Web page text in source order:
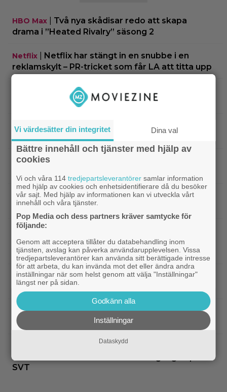
HBO Max
Två nya skådisar redo att skapa
drama i ”Heated Rivalry” säsong 2
Netflix
Netflix har stängt in en snubbe i en
reklamskylt – PR-tricket som får LA att titta upp
Hör Sveriges märkligaste skratt i
trailern till ”Bäst i världen”
Bioaktuellt|Ny milstolpe för ”The Odyssey” –
kan bli Nolans mest inkomstbringande film
Disney|Dwayne Johnson försvarar ”Vaiana”
TV-tips|Undvik på tv: 2019 kom en skrämmande
dålig film – som fick fyra värdelösa uppföljare
Klassiker
klassiker blev en jättesuccé – 97% på Rotten
Tomatoes
HBO Max|Svensk superhjältefilm landar på HBO
Max idag: ”Oväntat charmig”
Klassiker|En av tidernas bästa komedifilmer
fyller 100 år – streama den hos SVT Play
Kvällens tv-tips: En nästan perfekt
Pixarfilm kom 2007 – nu för första gången på
SVT
Vi värdesätter din integritet Dina val
Bättre innehåll och tjänster med hjälp av
cookies
Vi och våra 114tredjepartsleverantörer samlar information
med hjälp av cookies och enhetsidentifierare då du besöker
vår sajt. Med hjälp av informationen kan vi utveckla vårt
innehåll och våra tjänster.
Pop Media och dess partners kräver samtycke för
följande:
Genom att acceptera tillåter du databehandling inom
tjänsten, avslag kan påverka användarupplevelsen. Vissa
tredjepartsleverantörer kan använda sitt berättigade intresse
för att arbeta, du kan invända mot det eller ändra andra
inställningar när som helst genom att välja "Inställningar"
längst ner på sidan.
Godkänn alla
Inställningar
Dataskydd